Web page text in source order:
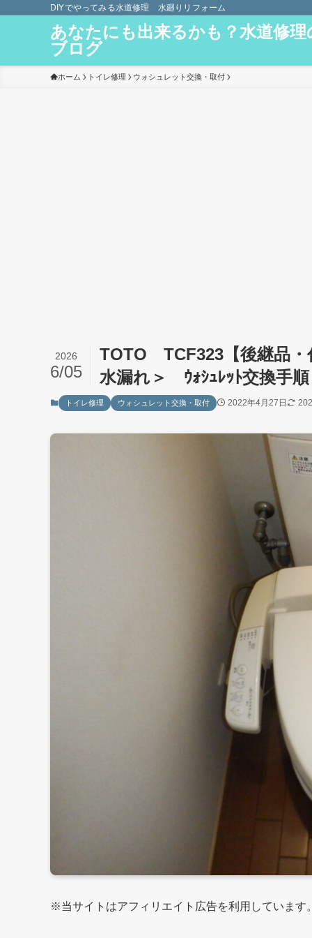
DIYでやってみる水道修理 水廻りリフォーム
あなたにも出来るかも？水道修理
ブログ
ホーム トイレ修理 ウォシュレット交換・取付
TOTO TCF323【後継品・
水漏れ＞ ｳｫｼｭﾚｯﾄ交換手順
2026
6/05
トイレ修理 ウォシュレット交換・取付 2022年4月27日
※当サイトはアフィリエイト広告を利用しています